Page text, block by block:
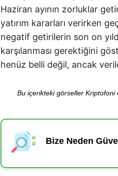
Haziran ayının zorluklar
yatırım kararları verirken
negatif getirilerin son on
karşılanması gerektiğini
henüz belli değil, ancak
Bu içerikteki görseller Kriptofoni
Bize Neden